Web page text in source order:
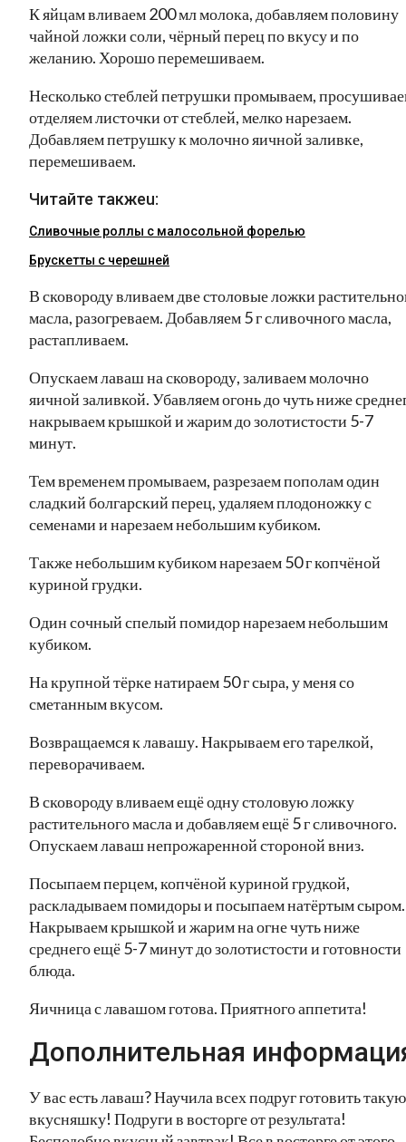
К яйцам вливаем 200 мл молока, добавляем половину
чайной ложки соли, чёрный перец по вкусу и по
желанию. Хорошо перемешиваем.
Несколько стеблей петрушки промываем,
отделяем листочки от стеблей, мелко нарезаем.
Добавляем петрушку к молочно яичной заливке,
перемешиваем.
Читайте такжеu:
Сливочные роллы с малосольной форелью
Брускетты с черешней
В сковороду вливаем две столовые ложки
масла, разогреваем. Добавляем 5 г сливочного масла,
растапливаем.
Опускаем лаваш на сковороду, заливаем молочно
яичной заливкой. Убавляем огонь до чуть ниже
накрываем крышкой и жарим до золотистости 5-7
минут.
Тем временем промываем, разрезаем пополам один
сладкий болгарский перец, удаляем плодоножку с
семенами и нарезаем небольшим кубиком.
Также небольшим кубиком нарезаем 50 г копчёной
куриной грудки.
Один сочный спелый помидор нарезаем небольшим
кубиком.
На крупной тёрке натираем 50 г сыра, у меня со
сметанным вкусом.
Возвращаемся к лавашу. Накрываем его тарелкой,
переворачиваем.
В сковороду вливаем ещё одну столовую ложку
растительного масла и добавляем ещё 5 г сливочного.
Опускаем лаваш непрожаренной стороной вниз.
Посыпаем перцем, копчёной куриной грудкой,
раскладываем помидоры и посыпаем натёртым сыром.
Накрываем крышкой и жарим на огне чуть ниже
среднего ещё 5-7 минут до золотистости и готовности
блюда.
Яичница с лавашом готова. Приятного аппетита!
Дополнительная
У вас есть лаваш? Научила всех подруг готовить такую
вкусняшку! Подруги в восторге от результата!